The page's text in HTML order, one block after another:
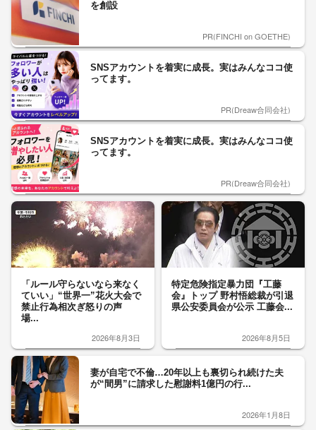
を創設
PR(FINCHI on GOETHE)
SNSアカウントを着実に成長。実はみんなココ使
ってます。
PR(Dreaw合同会社)
SNSアカウントを着実に成長。実はみんなココ使
ってます。
PR(Dreaw合同会社)
「ルール守らないなら来なく
ていい」“世界一”花火大会で
禁止行為相次ぎ怒りの声
場...
2026年8月3日
特定危険指定暴力団『工藤
会』トップ 野村悟総裁が引退
県公安委員会が公示 工藤会...
2026年8月5日
妻が自宅で不倫…20年以上も裏切られ続けた夫
が“間男”に請求した慰謝料1億円の行...
2026年1月8日